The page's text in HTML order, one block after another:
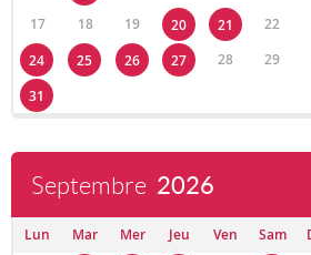
17
18 19 20 21 22
24
25 26 27 28 29
31
Septembre 2026
Lun Mar Mer Jeu Ven Sam